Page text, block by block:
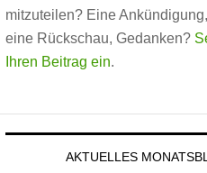
mitzuteilen? Eine
eine Rückschau, Gedanken?
Ihren Beitrag ein.
AKTUELLES